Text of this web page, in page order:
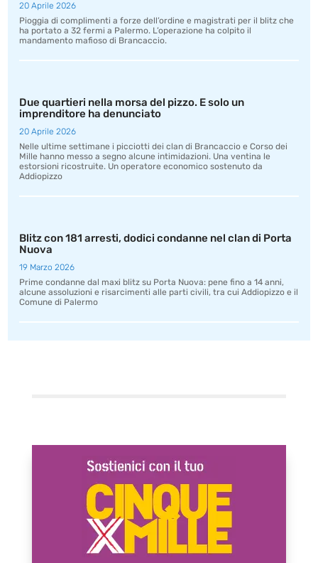
20 Aprile 2026
Pioggia di complimenti a forze dell’ordine e magistrati per il blitz che
ha portato a 32 fermi a Palermo. L’operazione ha colpito il
mandamento mafioso di Brancaccio.
Due quartieri nella morsa del pizzo. E solo un
imprenditore ha denunciato
20 Aprile 2026
Nelle ultime settimane i picciotti dei clan di Brancaccio e Corso dei
Mille hanno messo a segno alcune intimidazioni. Una ventina le
estorsioni ricostruite. Un operatore economico sostenuto da
Addiopizzo
Blitz con 181 arresti, dodici condanne nel clan di Porta
Nuova
19 Marzo 2026
Prime condanne dal maxi blitz su Porta Nuova: pene fino a 14 anni,
alcune assoluzioni e risarcimenti alle parti civili, tra cui Addiopizzo e il
Comune di Palermo